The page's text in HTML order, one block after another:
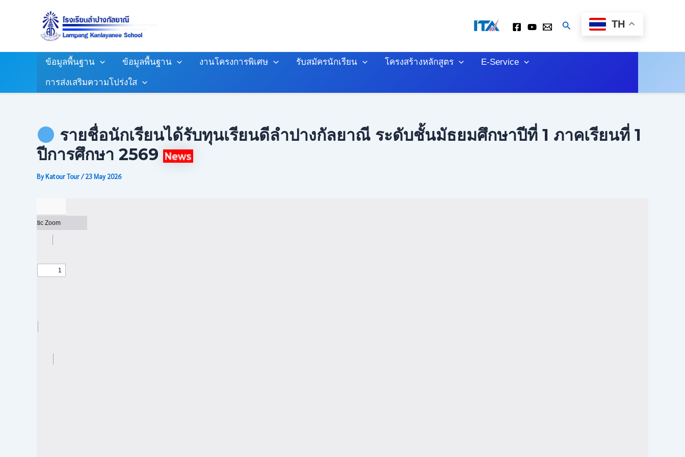
Search TH
ข้อมูลพื้นฐาน ข้อมูลพื้นฐาน งานโครงการพิเศษ รับสมัครนักเรียน โครงสร้างหลักสูตร E-Service
การส่งเสริมความโปร่งใส
รายชื่อนักเรียนได้รับทุนเรียนดีลำปางกัลยาณี ระดับชั้นมัธยมศึกษาปีที่ 1 ภาคเรียนที่ 1
ปีการศึกษา 2569
ByKatour Tour/23 May 2026
Navigation